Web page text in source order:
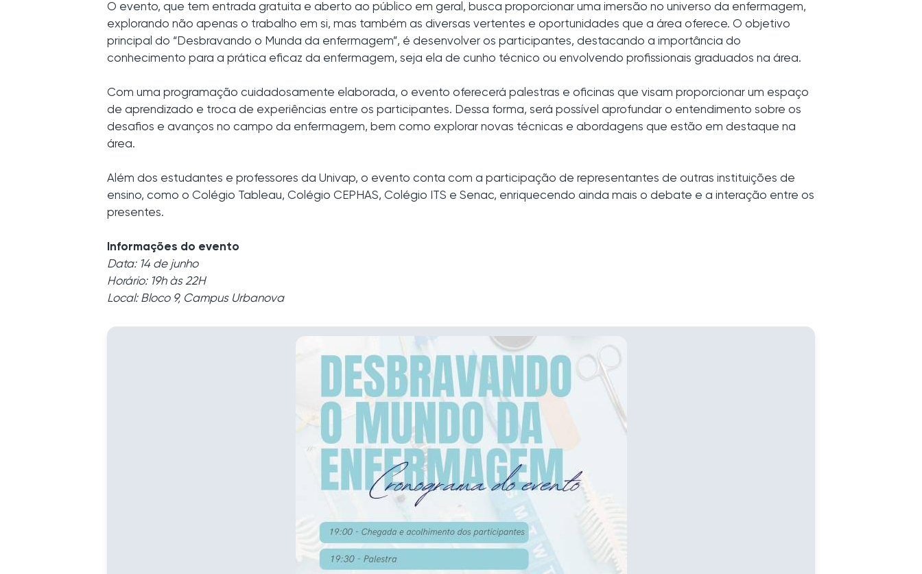
O evento, que tem entrada gratuita e aberto ao público em geral, busca proporcionar uma imersão no universo da enfermagem,
explorando não apenas o trabalho em si, mas também as diversas vertentes e oportunidades que a área oferece. O objetivo
principal do “Desbravando o Munda da enfermagem”, é desenvolver os participantes, destacando a importância do
conhecimento para a prática eficaz da enfermagem, seja ela de cunho técnico ou envolvendo profissionais graduados na área.
Com uma programação cuidadosamente elaborada, o evento oferecerá palestras e oficinas que visam proporcionar um espaço
de aprendizado e troca de experiências entre os participantes. Dessa forma, será possível aprofundar o entendimento sobre os
desafios e avanços no campo da enfermagem, bem como explorar novas técnicas e abordagens que estão em destaque na
área.
Além dos estudantes e professores da Univap, o evento conta com a participação de representantes de outras instituições de
ensino, como o Colégio Tableau, Colégio CEPHAS, Colégio ITS e Senac, enriquecendo ainda mais o debate e a interação entre os
presentes.
Informações do evento
Data: 14 de junho
Horário: 19h às 22H
Local: Bloco 9, Campus Urbanova